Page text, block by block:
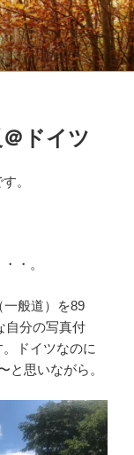
ドイツ
。
・。
一般道）を89
自分の写真付
ドイツなのに
と思いながら。